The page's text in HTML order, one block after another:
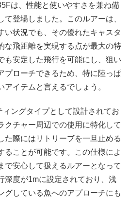
は、性能と使いやすさを兼ね備
て登場しました。このルアーは、
い状況でも、その優れたキャスタ
な飛距離を実現する点が最大の特
も安定した飛行を可能にし、狙い
プローチできるため、特に陸っぱ
アイテムと言えるでしょう。
ィングタイプとして設計されてお
クチャー周辺での使用に特化して
た際にはリトリーブを一旦止める
ることが可能です。この仕様によ
で安心して扱えるルアーとなって
深度が1mに設定されており、浅
グしている魚へのアプローチにも